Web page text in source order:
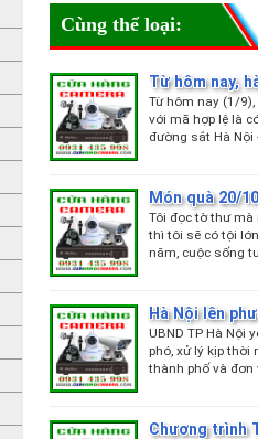
Cùng thể loại:
Từ hôm nay,
Từ hôm nay (1/
với mã hợp lệ là
đường sắt Hà Nội
Món quà 20/
Tôi đọc tờ thư mà
thì tôi sẽ có tội
năm, cuộc sống
Hà Nội lên
UBND TP Hà Nội
phó, xử lý kịp thời
thành phố và đơn
Chương trình